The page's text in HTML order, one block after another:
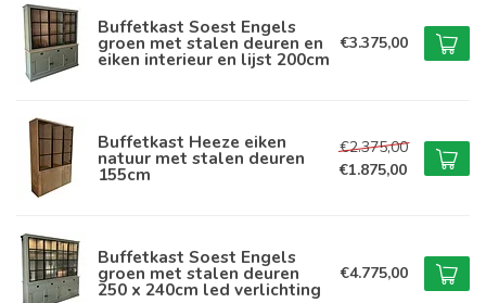
Buffetkast Soest Engels
groen met stalen deuren en
eiken interieur en lijst 200cm
€3.375,00
Buffetkast Heeze eiken
natuur met stalen deuren
155cm
€2.375,00
€1.875,00
Buffetkast Soest Engels
groen met stalen deuren
250 x 240cm led verlichting
€4.775,00